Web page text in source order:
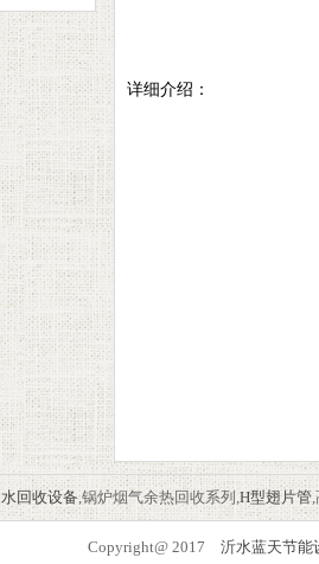
详细介绍：
回收设备,锅炉烟气余热回收系列,H型翅片管
Copyright@ 2017 沂水蓝天节能